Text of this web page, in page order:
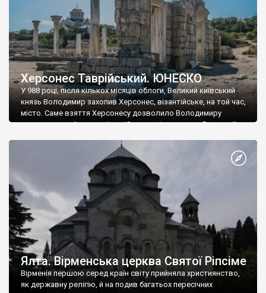
Херсонес Таврійський. ЮНЕСКО
У 988 році, після кількох місяців облоги, Великий київський
князь Володимир захопив Херсонес, візантійське, на той час,
місто. Саме взяття Херсонесу дозволило Володимиру
диктувати свої умови візантійському імператору Василю ІІ, та
Херсонесі Володимир-язичник, став Василем-християнином.
А потім було Хрещення Русі. На честь Херсонесу Таврійського
Ялта. Вірменська церква Святої Ріпсіме
Вірменія першою серед країн світу прийняла християнство,
як державну релігію, й на подив багатьох пересічних